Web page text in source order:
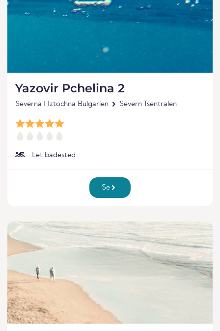
Yazovir Pchelina 2
Severna I Iztochna Bulgarien Severn Tsentralen
Let badested
Se